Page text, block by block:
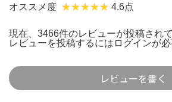
オススメ度 4.6点
現在、3466件のレビューが投稿されて
レビューを投稿するには ログインが必
レビューを書く